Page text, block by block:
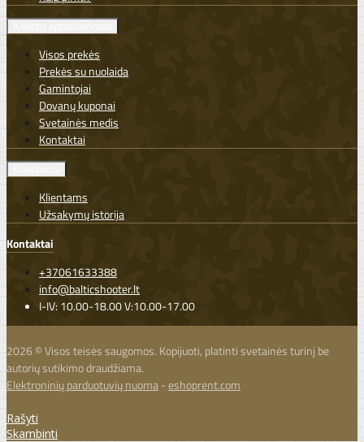
Visos prekės
Prekės su nuolaida
Gamintojai
Dovanų kuponai
Svetainės medis
Kontaktai
Klientams
Užsakymų istorija
Kontaktai
+37061633388
info@balticshooter.lt
I-IV: 10.00-18.00 V:10.00-17.00
2026 © Visos teisės saugomos. Kopijuoti, platinti svetainės turinį be
autorių sutikimo draudžiama.
Elektroninių parduotuvių nuoma-eshoprent.com
Rašyti
Skambinti